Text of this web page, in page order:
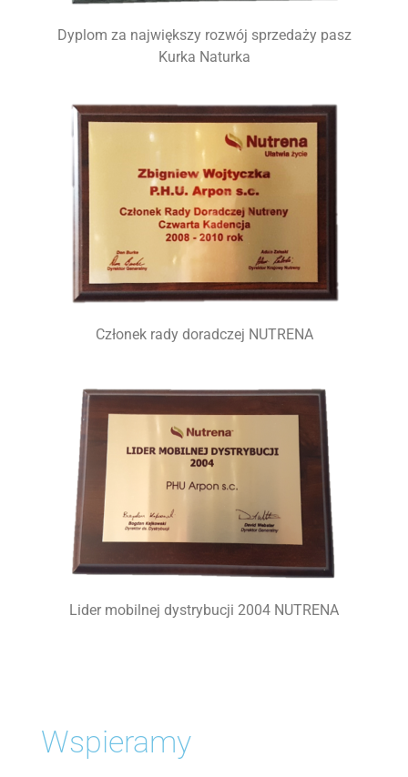
Dyplom za największy rozwój sprzedaży pasz
Kurka Naturka
Członek rady doradczej NUTRENA
Lider mobilnej dystrybucji 2004 NUTRENA
Wspieramy